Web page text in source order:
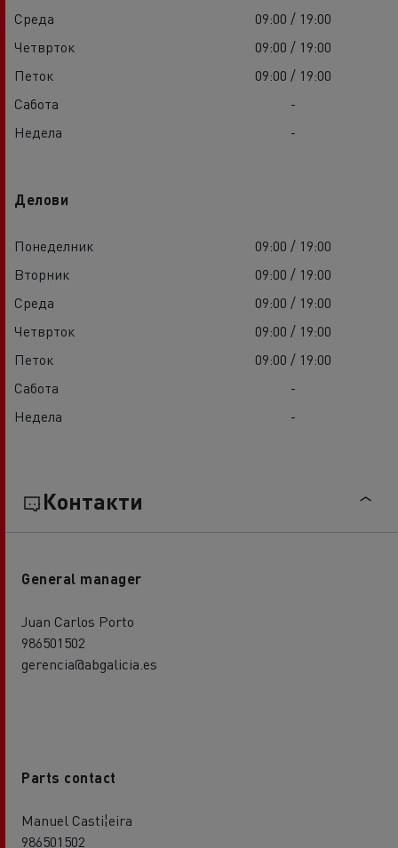
Среда
09:00 / 19:00
Четврток
09:00 / 19:00
Петок
09:00 / 19:00
Сабота
-
Недела
-
Делови
Понеделник
09:00 / 19:00
Вторник
09:00 / 19:00
Среда
09:00 / 19:00
Четврток
09:00 / 19:00
Петок
09:00 / 19:00
Сабота
-
Недела
-
Контакти
General manager
Juan Carlos Porto
986501502
gerencia@abgalicia.es
Parts contact
Manuel Casti¦eira
986501502